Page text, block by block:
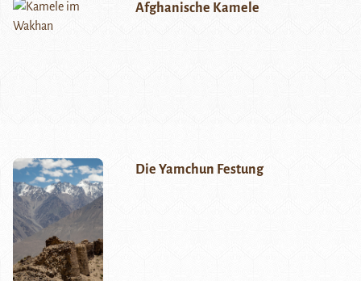
Afghanische Kamele
Die Yamchun Festung